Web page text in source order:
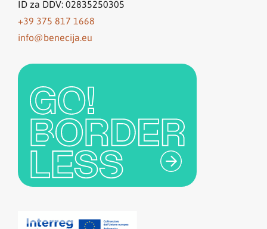
ID za DDV: 02835250305
+39 375 817 1668
info@benecija.eu